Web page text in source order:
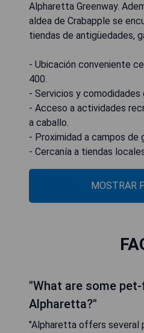
Alpharetta Greenway.
aldea de Crabapple se
tiendas de antigüedades,
- Ubicación conveniente
400.
- Servicios y
- Acceso a actividades
a caballo.
- Proximidad a campos de
- Cercanía a tiendas
MOSTRAR
"What are some
Alpharetta?"
"Alpharetta offers several